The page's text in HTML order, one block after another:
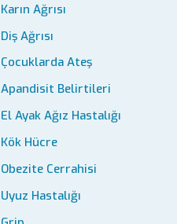
Karın Ağrısı
Diş Ağrısı
Çocuklarda Ateş
Apandisit Belirtileri
El Ayak Ağız Hastalığı
Kök Hücre
Obezite Cerrahisi
Uyuz Hastalığı